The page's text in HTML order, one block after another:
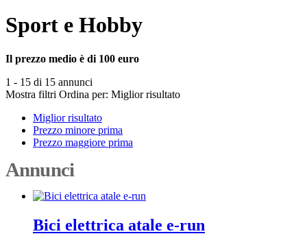
Sport e Hobby
Il prezzo medio è di 100 euro
1 - 15 di 15 annunci
Mostra filtri Ordina per: Miglior risultato
Miglior risultato
Prezzo minore prima
Prezzo maggiore prima
Annunci
Bici elettrica atale e-run